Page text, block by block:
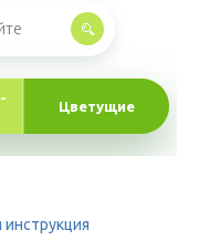
Цветущие